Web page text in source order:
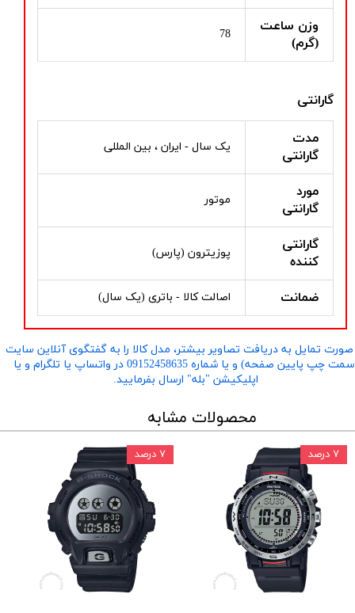
وزن ساعت
(گرم)
78
گارانتی
مدت
گارانتی
یک سال - ایران ، بین المللی
مورد
گارانتی
موتور
گارانتی
کننده
پوزیترون (پارس)
ضمانت اصالت کالا - باتری (یک سال)
تمایل به دریافت تصاویر بیشتر، مدل کالا را به گفتگوی آنلاین سایت
​​​​​​​(سمت چپ پایین صفحه) و یا شماره 09152458635 در واتساپ یا تلگرام و یا
اپلیکیشن "بله" ارسال بفرمایید.
محصولات مشابه
۷ درصد ۷ درصد